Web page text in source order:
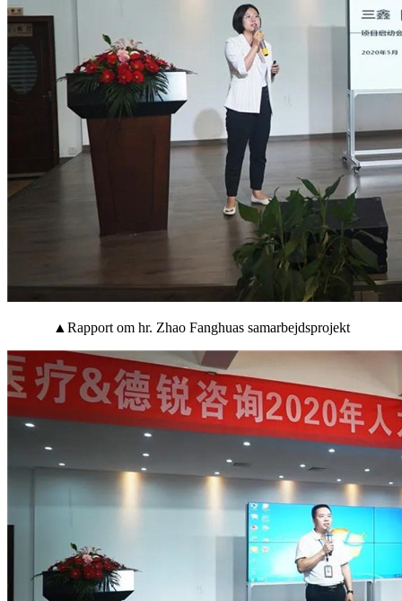
▲Rapport om hr. Zhao Fanghuas samarbejdsprojekt